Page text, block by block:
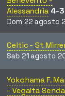
Alessandria 4-3
Dom 22 agosto
Celtic - St
Sab 21 agosto
Yokohama F.
- Vegalta